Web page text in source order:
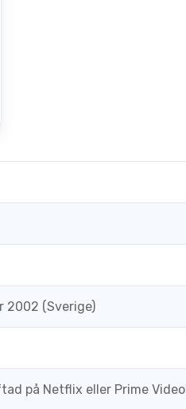
2002 (Sverige)
på Netflix eller Prime Video